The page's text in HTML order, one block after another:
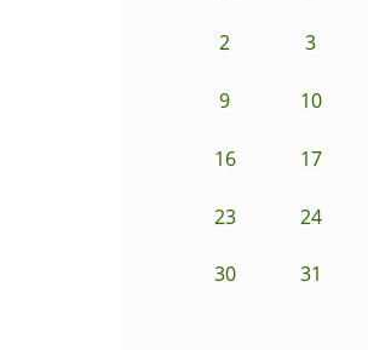
2 3
9 10
16 17
23 24
30 31